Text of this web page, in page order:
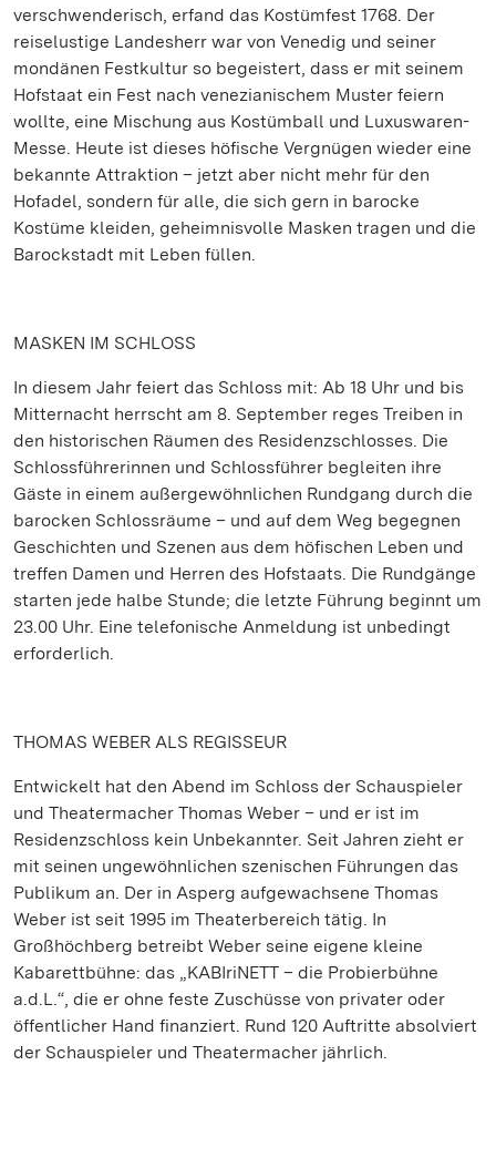
verschwenderisch, erfand das Kostümfest 1768. Der
reiselustige Landesherr war von Venedig und seiner
mondänen Festkultur so begeistert, dass er mit seinem
Hofstaat ein Fest nach venezianischem Muster feiern
wollte, eine Mischung aus Kostümball und Luxuswaren-
Messe. Heute ist dieses höfische Vergnügen wieder eine
bekannte Attraktion – jetzt aber nicht mehr für den
Hofadel, sondern für alle, die sich gern in barocke
Kostüme kleiden, geheimnisvolle Masken tragen und die
Barockstadt mit Leben füllen.
MASKEN IM SCHLOSS
In diesem Jahr feiert das Schloss mit: Ab 18 Uhr und bis
Mitternacht herrscht am 8. September reges Treiben in
den historischen Räumen des Residenzschlosses. Die
Schlossführerinnen und Schlossführer begleiten ihre
Gäste in einem außergewöhnlichen Rundgang durch die
barocken Schlossräume – und auf dem Weg begegnen
Geschichten und Szenen aus dem höfischen Leben und
treffen Damen und Herren des Hofstaats. Die Rundgänge
starten jede halbe Stunde; die letzte Führung beginnt um
23.00 Uhr. Eine telefonische Anmeldung ist unbedingt
erforderlich.
THOMAS WEBER ALS REGISSEUR
Entwickelt hat den Abend im Schloss der Schauspieler
und Theatermacher Thomas Weber – und er ist im
Residenzschloss kein Unbekannter. Seit Jahren zieht er
mit seinen ungewöhnlichen szenischen Führungen das
Publikum an. Der in Asperg aufgewachsene Thomas
Weber ist seit 1995 im Theaterbereich tätig. In
Großhöchberg betreibt Weber seine eigene kleine
Kabarettbühne: das „KABIriNETT – die Probierbühne
a.d.L.“, die er ohne feste Zuschüsse von privater oder
öffentlicher Hand finanziert. Rund 120 Auftritte absolviert
der Schauspieler und Theatermacher jährlich.